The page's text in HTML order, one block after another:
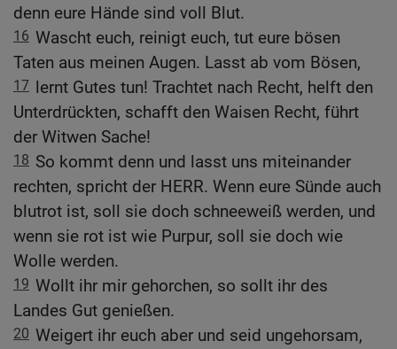
denn eure Hände sind voll Blut.
16 Wascht euch, reinigt euch, tut eure bösen
Taten aus meinen Augen. Lasst ab vom Bösen,
17 lernt Gutes tun! Trachtet nach Recht, helft den
Unterdrückten, schafft den Waisen Recht, führt
der Witwen Sache!
18 So kommt denn und lasst uns miteinander
rechten, spricht der HERR. Wenn eure Sünde auch
blutrot ist, soll sie doch schneeweiß werden, und
wenn sie rot ist wie Purpur, soll sie doch wie
Wolle werden.
19 Wollt ihr mir gehorchen, so sollt ihr des
Landes Gut genießen.
20 Weigert ihr euch aber und seid ungehorsam,